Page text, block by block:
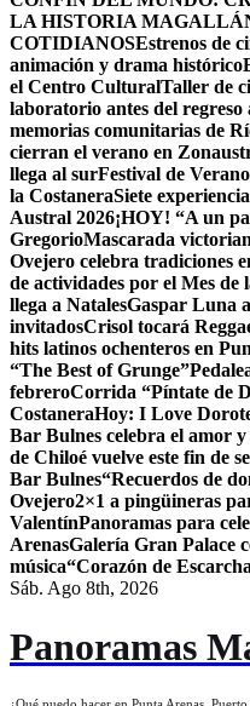
LA HISTORIA
COTIDIANOSEstrenos de
animación y drama histórico
el Centro CulturalTaller de
laboratorio antes del regreso
memorias comunitarias de
cierran el verano en
llega al surFestival de
la CostaneraSiete
Austral 2026¡HOY! “A un
GregorioMascarada
Ovejero celebra tradiciones
de actividades por el Mes de
llega a NatalesGaspar Luna
invitadosCrisol tocará
hits latinos ochenteros en
“The Best of Grunge”
febreroCorrida “Píntate de
CostaneraHoy: I Love
Bar Bulnes celebra el amor y
de Chiloé vuelve este fin de
Bar Bulnes“Recuerdos de
Ovejero2×1 a pingüineras
ValentínPanoramas para
ArenasGalería Gran Palace
música“Corazón de
Sáb. Ago 8th, 2026
Panoramas